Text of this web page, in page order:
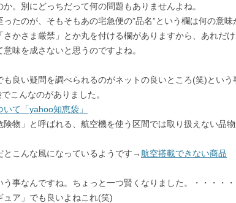
。別にどっちだって何の問題もありませんよね。
ったのが、そもそもあの宅急便の”品名”という欄は何の意
さかさま厳禁」とか丸を付ける欄がありますから、あれだ
味を成さないと思うのですよね。
も良い疑問を調べられるのがネットの良いところ(笑)という
こんなのがありました。
て「yahoo知恵袋」
険物」と呼ばれる、航空機を使う区間では取り扱えない品
とこんな風になっているようです→航空搭載できない商品
う事なんですね。ちょっと一つ賢くなりました。・・・・
ュア」でも良いよねこれ(笑)